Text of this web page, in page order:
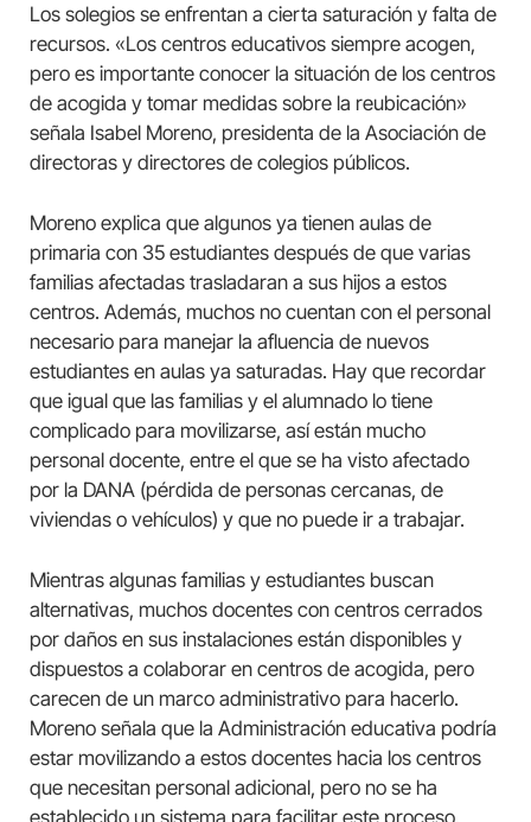
Los solegios se enfrentan a cierta saturación y falta de
recursos. «Los centros educativos siempre acogen,
pero es importante conocer la situación de los centros
de acogida y tomar medidas sobre la reubicación»
señala Isabel Moreno, presidenta de la Asociación de
directoras y directores de colegios públicos.
Moreno explica que algunos ya tienen aulas de
primaria con 35 estudiantes después de que varias
familias afectadas trasladaran a sus hijos a estos
centros. Además, muchos no cuentan con el personal
necesario para manejar la afluencia de nuevos
estudiantes en aulas ya saturadas. Hay que recordar
que igual que las familias y el alumnado lo tiene
complicado para movilizarse, así están mucho
personal docente, entre el que se ha visto afectado
por la DANA (pérdida de personas cercanas, de
viviendas o vehículos) y que no puede ir a trabajar.
Mientras algunas familias y estudiantes buscan
alternativas, muchos docentes con centros cerrados
por daños en sus instalaciones están disponibles y
dispuestos a colaborar en centros de acogida, pero
carecen de un marco administrativo para hacerlo.
Moreno señala que la Administración educativa podría
estar movilizando a estos docentes hacia los centros
que necesitan personal adicional, pero no se ha